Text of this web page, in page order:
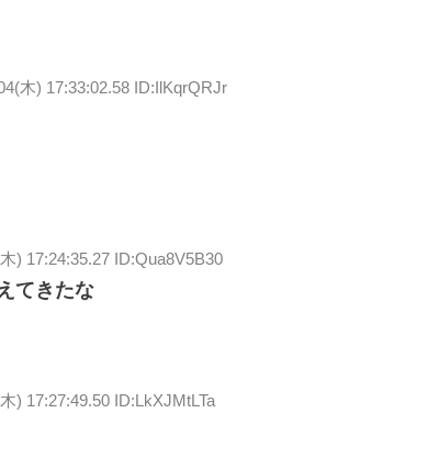
木) 17:33:02.58 ID:IlKqrQRJr
) 17:24:35.27 ID:Qua8V5B30
てきたな
) 17:27:49.50 ID:LkXJMtLTa